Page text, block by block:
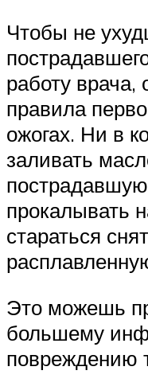
Чтобы не
работу врача,
правила
ожогах. Ни в
заливать
прокалывать
стараться
Это можешь
большему
повреждению